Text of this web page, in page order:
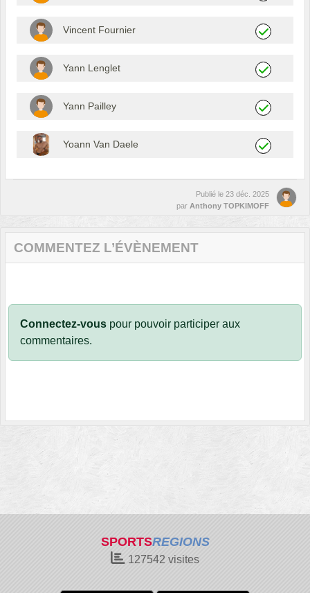
Vincent Fournier
Yann Lenglet
Yann Pailley
Yoann Van Daele
Publié le 23 déc. 2025
par Anthony TOPKIMOFF
COMMENTEZ L’ÉVÈNEMENT
Connectez-vous pour pouvoir participer aux
commentaires.
SPORTSREGIONS
127542 visites